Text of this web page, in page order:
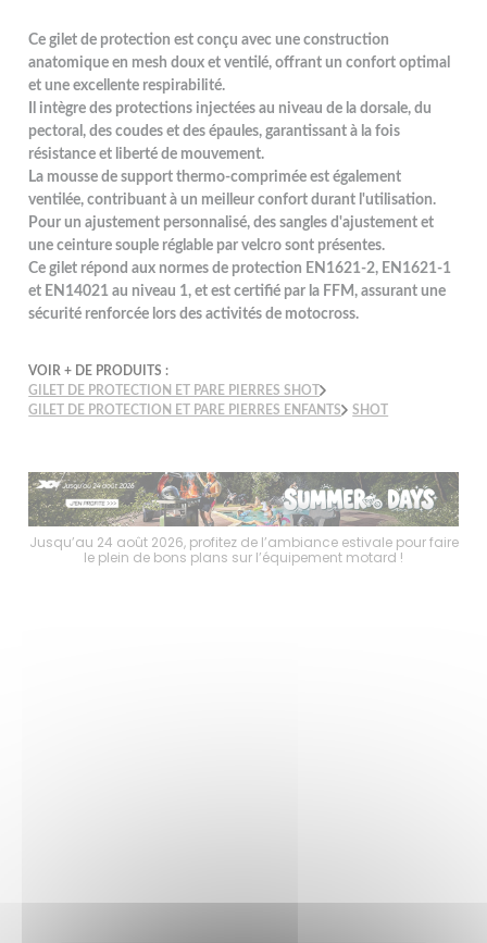
Ce gilet de protection est conçu avec une construction
anatomique en mesh doux et ventilé, offrant un confort optimal
et une excellente respirabilité.
Il intègre des protections injectées au niveau de la dorsale, du
pectoral, des coudes et des épaules, garantissant à la fois
résistance et liberté de mouvement.
La mousse de support thermo-comprimée est également
ventilée, contribuant à un meilleur confort durant l'utilisation.
Pour un ajustement personnalisé, des sangles d'ajustement et
une ceinture souple réglable par velcro sont présentes.
Ce gilet répond aux normes de protection EN1621-2, EN1621-1
et EN14021 au niveau 1, et est certifié par la FFM, assurant une
sécurité renforcée lors des activités de motocross.
VOIR + DE PRODUITS :
GILET DE PROTECTION ET PARE PIERRES SHOT
GILET DE PROTECTION ET PARE PIERRES ENFANTS
SHOT
Jusqu’au 24 août 2026, profitez de l’ambiance estivale pour faire
le plein de bons plans sur l’équipement motard !